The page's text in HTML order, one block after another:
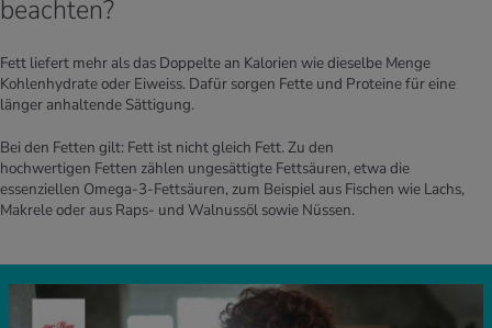
beachten?
Fett liefert mehr als das Doppelte an Kalorien wie dieselbe Menge
Kohlenhydrate oder Eiweiss. Dafür sorgen Fette und Proteine für eine
länger anhaltende Sättigung.
Bei den Fetten gilt: Fett ist nicht gleich Fett. Zu den
hochwertigen Fetten zählen ungesättigte Fettsäuren, etwa die
essenziellen Omega-3-Fettsäuren, zum Beispiel aus Fischen wie Lachs,
Makrele oder aus Raps- und Walnussöl sowie Nüssen.